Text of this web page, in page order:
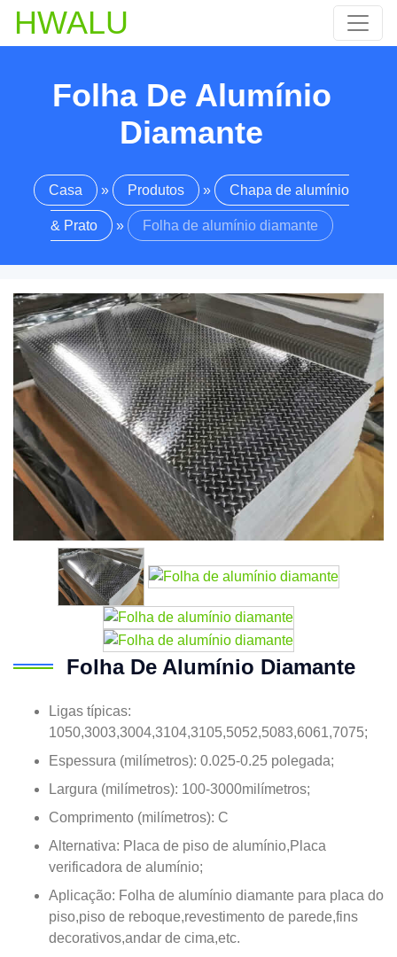
HWALU
Folha De Alumínio
Diamante
Casa » Produtos » Chapa de alumínio
& Prato » Folha de alumínio diamante
Folha De Alumínio Diamante
Ligas típicas:
1050,3003,3004,3104,3105,5052,5083,6061,7075;
Espessura (milímetros): 0.025-0.25 polegada;
Largura (milímetros): 100-3000milímetros;
Comprimento (milímetros): C
Alternativa: Placa de piso de alumínio,Placa
verificadora de alumínio;
Aplicação: Folha de alumínio diamante para placa do
piso,piso de reboque,revestimento de parede,fins
decorativos,andar de cima,etc.